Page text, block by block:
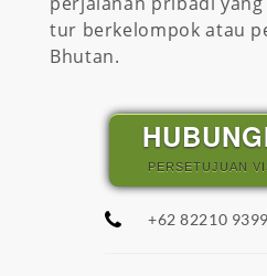
tur berkelompok atau
Bhutan.
PERSETUJUAN
+62 82210